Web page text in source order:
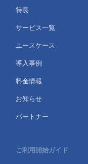
特長
サービス一覧
ユースケース
導入事例
料金情報
お知らせ
パートナー
ご利用開始ガイド